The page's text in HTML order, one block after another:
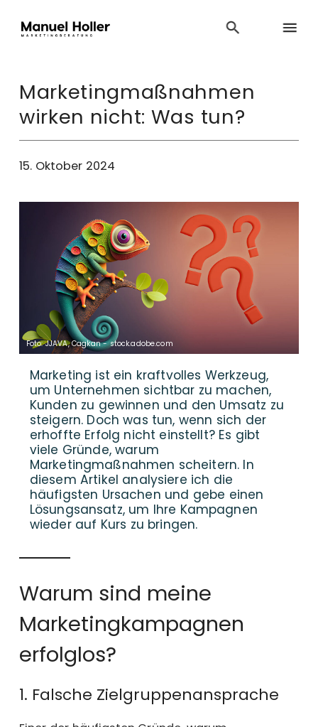
Marketingmaßnahmen
wirken nicht: Was tun?
15. Oktober 2024
Foto: JJAVA, Cagkan - stock.adobe.com
Marketing ist ein kraftvolles Werkzeug,
um Unternehmen sichtbar zu machen,
Kunden zu gewinnen und den Umsatz zu
steigern. Doch was tun, wenn sich der
erhoffte Erfolg nicht einstellt? Es gibt
viele Gründe, warum
Marketingmaßnahmen scheitern. In
diesem Artikel analysiere ich die
häufigsten Ursachen und gebe einen
Lösungsansatz, um Ihre Kampagnen
wieder auf Kurs zu bringen.
Warum sind meine
Marketingkampagnen
erfolglos?
1. Falsche Zielgruppenansprache